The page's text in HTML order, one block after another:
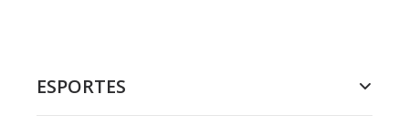
ESPORTES